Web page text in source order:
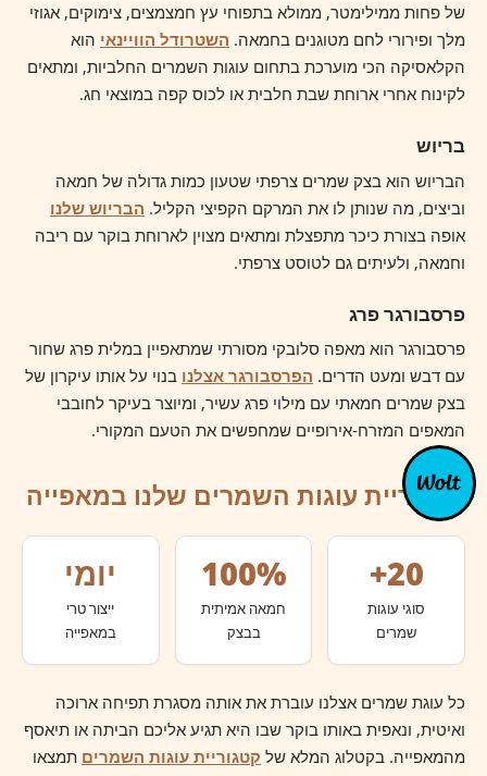
של פחות ממילימטר, ממולא בתפוחי עץ חמצמצים, צימוקים, אגוזי
מלך ופירורי לחם מטוגנים בחמאה. השטרודל הוויינאי הוא
הקלאסיקה הכי מוערכת בתחום עוגות השמרים החלביות, ומתאים
לקינוח אחרי ארוחת שבת חלבית או לכוס קפה במוצאי חג.
בריוש
הבריוש הוא בצק שמרים צרפתי שטעון כמות גדולה של חמאה
וביצים, מה שנותן לו את המרקם הקפיצי הקליל. הבריוש שלנו
אופה בצורת כיכר מתפצלת ומתאים מצוין לארוחת בוקר עם ריבה
וחמאה, ולעיתים גם לטוסט צרפתי.
פרסבורגר פרג
פרסבורגר הוא מאפה סלובקי מסורתי שמתאפיין במלית פרג שחור
עם דבש ומעט הדרים. הפרסבורגר אצלנו בנוי על אותו עיקרון של
בצק שמרים חמאתי עם מילוי פרג עשיר, ומיוצר בעיקר לחובבי
המאפים המזרח-אירופיים שמחפשים את הטעם המקורי.
קטגוריית עוגות השמרים שלנו במאפייה
20+
סוגי עוגות
שמרים
100%
חמאה אמיתית
בבצק
יומי
ייצור טרי
במאפייה
כל עוגת שמרים אצלנו עוברת את אותה מסגרת תפיחה ארוכה
ואיטית, ונאפית באותו בוקר שבו היא תגיע אליכם הביתה או תיאסף
מהמאפייה. בקטלוג המלא של קטגוריית עוגות השמרים תמצאו